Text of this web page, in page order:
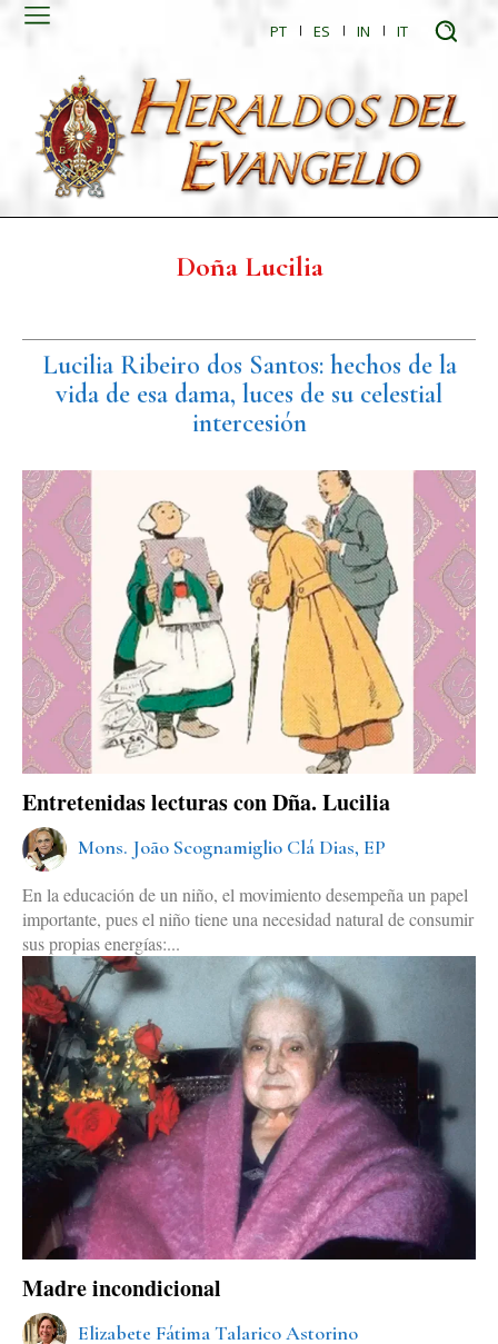
PT ES IN IT
Doña Lucilia
Lucilia Ribeiro dos Santos: hechos de la
vida de esa dama, luces de su celestial
intercesión
Entretenidas lecturas con Dña. Lucilia
Mons. João Scognamiglio Clá Dias, EP
En la educación de un niño, el movimiento desempeña un papel
importante, pues el niño tiene una necesidad natural de consumir
sus propias energías:...
Madre incondicional
Elizabete Fátima Talarico Astorino